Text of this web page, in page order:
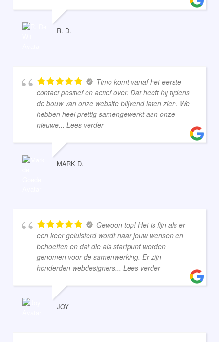
R. D.
Timo komt vanaf het eerste
contact positief en actief over. Dat heeft hij tijdens
de bouw van onze website blijvend laten zien. We
hebben heel prettig samengewerkt aan onze
nieuwe... Lees verder
MARK D.
Gewoon top! Het is fijn als er
een keer geluisterd wordt naar jouw wensen en
behoeften en dat die als startpunt worden
genomen voor de samenwerking. Er zijn
honderden webdesigners... Lees verder
JOY